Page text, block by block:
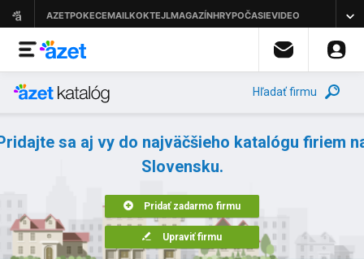
Hľadať firmu
sa aj vy do najväčšieho katalógu firiem
Slovensku.
Pridať zadarmo firmu
Upraviť firmu